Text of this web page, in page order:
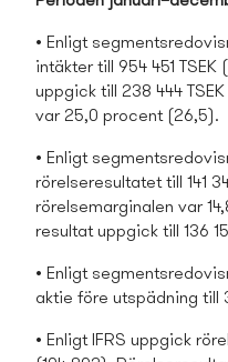
• Enligt
intäkter till 954 451
uppgick till 238 444
var 25,0 procent (26,5).
• Enligt
rörelseresultatet till 141
rörelsemarginalen var
resultat uppgick till 136
• Enligt
aktie före utspädning till
• Enligt IFRS uppgick